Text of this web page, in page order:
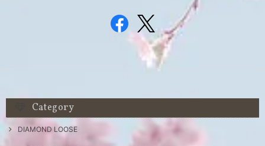
Category
DIAMOND LOOSE